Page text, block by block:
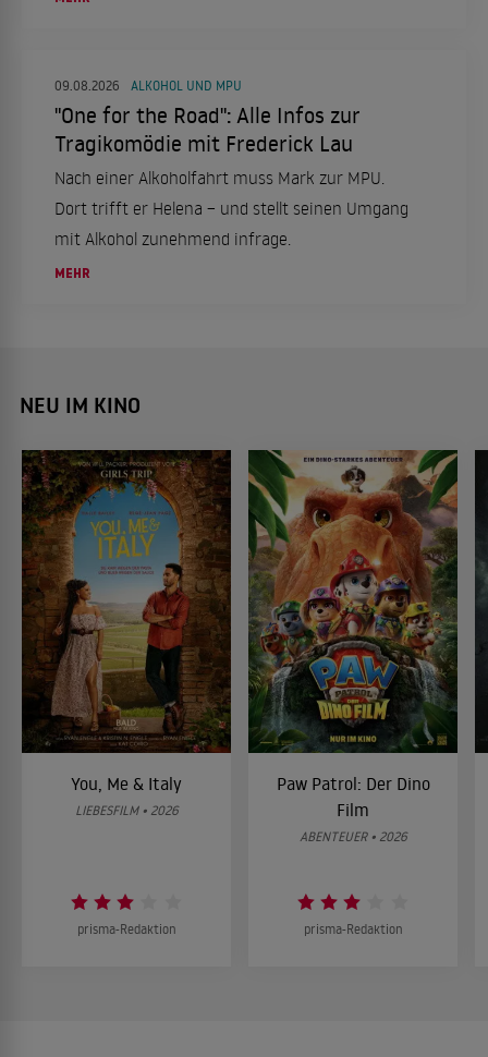
09.08.2026 ALKOHOL UND MPU
"One for the Road": Alle Infos zur
Tragikomödie mit Frederick Lau
Nach einer Alkoholfahrt muss Mark zur MPU.
Dort trifft er Helena – und stellt seinen Umgang
mit Alkohol zunehmend infrage.
MEHR
NEU IM KINO
You, Me & Italy
LIEBESFILM • 2026
prisma-Redaktion
Paw Patrol: Der Dino
Film
ABENTEUER • 2026
prisma-Redaktion